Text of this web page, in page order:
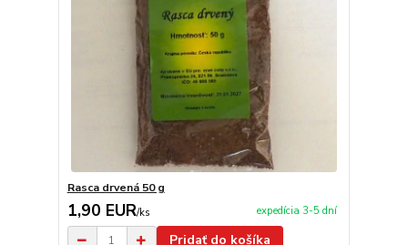
Rasca drvená 50 g
1,90 EUR/ks expedícia 3-5 dní
Pridať do košíka